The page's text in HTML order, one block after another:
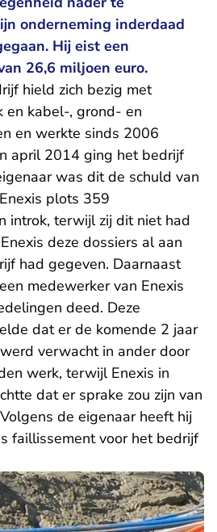
onderneming inderdaad
Hij eist een
26,6 miljoen euro.
hield zich bezig met
en kabel-, grond- en
en werkte sinds 2006
april 2014 ging het bedrijf
was dit de schuld van
plots 359
introk, terwijl zij dit niet had
deze dossiers al aan
had gegeven. Daarnaast
medewerker van Enexis
deed. Deze
dat er de komende 2 jaar
verwacht in ander door
werk, terwijl Enexis in
dat er sprake zou zijn van
de eigenaar heeft hij
faillissement voor het bedrijf